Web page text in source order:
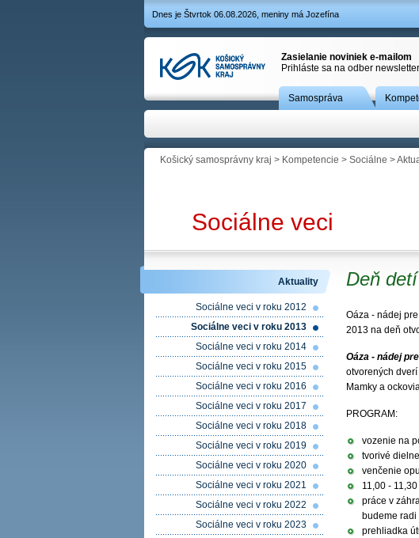
Dnes je Štvrtok 06.08.2026, meniny má Jozefína
Zasielanie noviniek e-mailom
Prihláste sa na odber
Samospráva
Košický samosprávny kraj > Kompetencie > Sociálne >
Sociálne veci
Deň
Oáza - nádej
2013 na deň
Oáza - nádej
otvorených
Mamky a
PROGRAM:
vozenie na
tvorivé
venčenie
11,00 -
práce v
budeme radi
prehliadka
Aktuality
Sociálne veci v roku 2012
Sociálne veci v roku 2013
Sociálne veci v roku 2014
Sociálne veci v roku 2015
Sociálne veci v roku 2016
Sociálne veci v roku 2017
Sociálne veci v roku 2018
Sociálne veci v roku 2019
Sociálne veci v roku 2020
Sociálne veci v roku 2021
Sociálne veci v roku 2022
Sociálne veci v roku 2023